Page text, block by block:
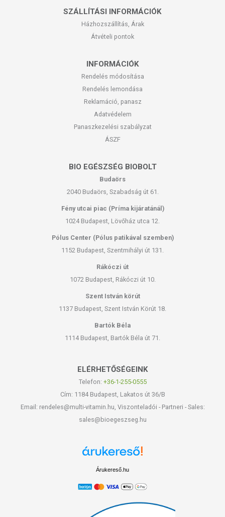
SZÁLLÍTÁSI INFORMÁCIÓK
Házhozszállítás, Árak
Átvételi pontok
INFORMÁCIÓK
Rendelés módosítása
Rendelés lemondása
Reklamáció, panasz
Adatvédelem
Panaszkezelési szabályzat
ÁSZF
BIO EGÉSZSÉG BIOBOLT
Budaörs
2040 Budaörs, Szabadság út 61.
Fény utcai piac (Príma kijáratánál)
1024 Budapest, Lövőház utca 12.
Pólus Center (Pólus patikával szemben)
1152 Budapest, Szentmihályi út 131.
Rákóczi út
1072 Budapest, Rákóczi út 10.
Szent István körút
1137 Budapest, Szent István Körút 18.
Bartók Béla
1114 Budapest, Bartók Béla út 71.
ELÉRHETŐSÉGEINK
Telefon: +36-1-255-0555
Cím: 1184 Budapest, Lakatos út 36/B
Email: rendeles@multi-vitamin.hu, Viszonteladói - Partneri - Sales:
sales@bioegeszseg.hu
Árukereső.hu